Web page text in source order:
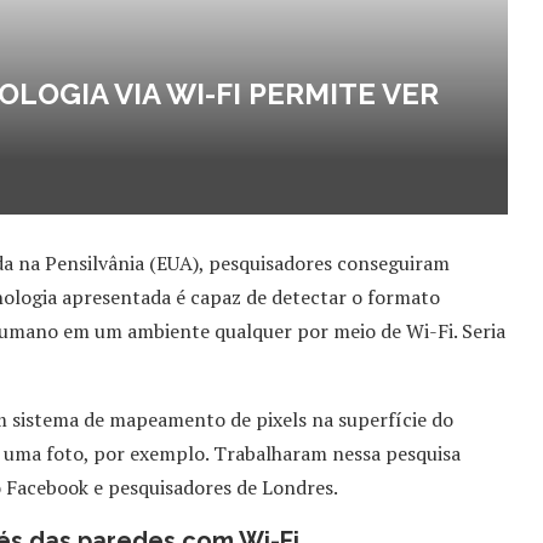
VIA WI-FI PERMITE VER
Pensilvânia (EUA), pesquisadores conseguiram
apresentada é capaz de detectar o formato
em um ambiente qualquer por meio de Wi-Fi. Seria
sistema de mapeamento de pixels na superfície do
foto, por exemplo. Trabalharam nessa pesquisa
e pesquisadores de Londres.